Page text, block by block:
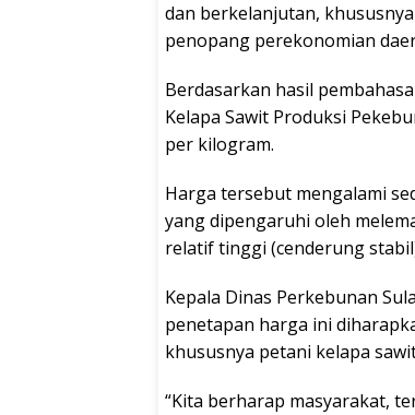
dan berkelanjutan,
penopang perekonomian
Berdasarkan hasil
Kelapa Sawit Produksi
per kilogram.
Harga tersebut mengalami
yang dipengaruhi oleh
relatif tinggi (cenderung
Kepala Dinas Perkebunan
penetapan harga ini
khususnya petani kelapa
“Kita berharap masyarakat,